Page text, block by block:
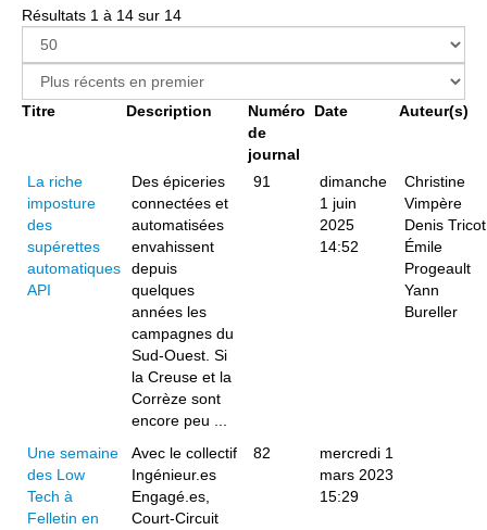
Résultats 1 à 14 sur 14
Titre Description
Numéro
de
journal
Date Auteur(s)
La riche
imposture
des
supérettes
automatiques
API
Des épiceries
connectées et
automatisées
envahissent
depuis
quelques
années les
campagnes du
Sud-Ouest. Si
la Creuse et la
Corrèze sont
encore peu ...
91
dimanche
1 juin
2025
14:52
Christine
Vimpère
Denis Tricot
Émile
Progeault
Yann
Bureller
Une semaine
des Low
Tech à
Felletin en
Avec le collectif
Ingénieur.es
Engagé.es,
Court-Circuit
82
mercredi 1
mars 2023
15:29